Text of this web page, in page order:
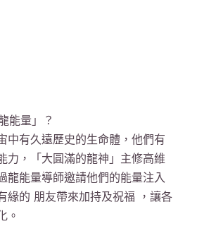
能量」？
中有久遠歷史的生命體，他們有
力，「大圓滿的龍神」主修高維
龍能量導師邀請他們的能量注入
緣的 朋友帶來加持及祝福 ，讓各
。